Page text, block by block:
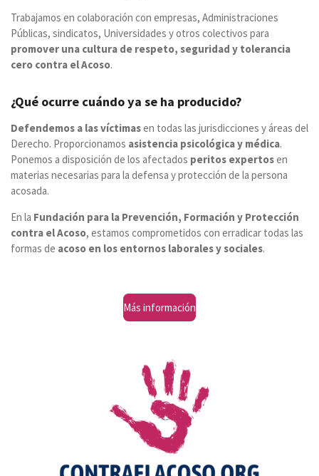
Trabajamos en colaboración con empresas, Administraciones
Públicas, sindicatos, Universidades y otros colectivos para
promover una cultura de respeto, seguridad y tolerancia
cero contra el Acoso.
¿Qué ocurre cuándo ya se ha producido?
Defendemos a las víctimasen todas las jurisdicciones y áreas del
Derecho. Proporcionamos asistencia psicológica y médica.
Ponemos a disposición de los afectados peritos expertosen
materias necesarias para la defensa y protección de la persona
acosada.
En la Fundación para la Prevención, Formación y Protección
contra el Acoso, estamos comprometidos con erradicar todas las
formas de acoso en los entornos laborales y sociales.
Más información